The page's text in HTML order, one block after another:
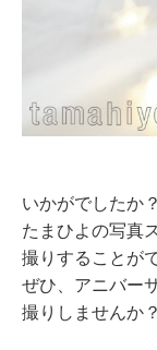
いかがでしたか？
たまひよの写真
撮りすることが
ぜひ、アニバー
撮りしませんか？